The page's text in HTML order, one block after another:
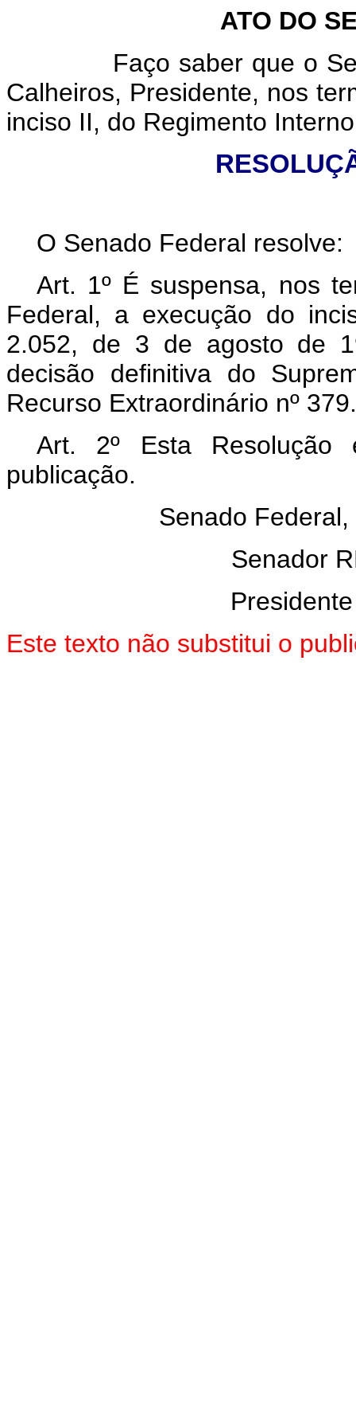
ATO DO
Faço saber que o
Calheiros, Presidente, nos
inciso II, do Regimento
O Senado Federal resolve:
Art. 1º É suspensa, nos
Federal, a execução do
2.052, de 3 de agosto de
decisão definitiva do
Recurso Extraordinário nº
Art. 2º Esta
publicação.
Senado
Senador
Este texto não substitui o